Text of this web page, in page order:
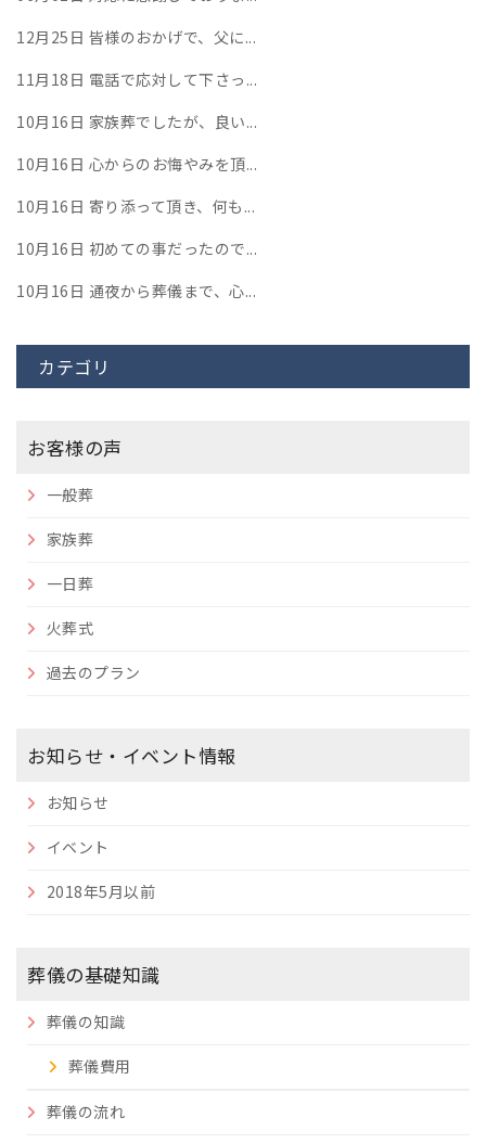
12月25日 皆様のおかげで、父に...
11月18日 電話で応対して下さっ...
10月16日 家族葬でしたが、良い...
10月16日 心からのお悔やみを頂...
10月16日 寄り添って頂き、何も...
10月16日 初めての事だったので...
10月16日 通夜から葬儀まで、心...
カテゴリ
お客様の声
一般葬
家族葬
一日葬
火葬式
過去のプラン
お知らせ・イベント情報
お知らせ
イベント
2018年5月以前
葬儀の基礎知識
葬儀の知識
葬儀費用
葬儀の流れ